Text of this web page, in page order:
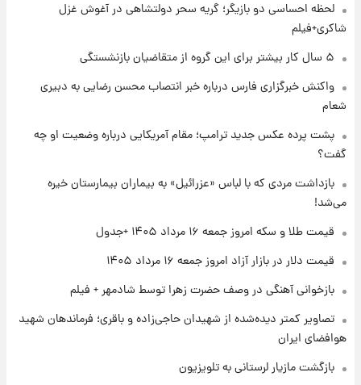
۱ روز پیش
۱ روز پیش
تغییر تند قیمت محصولات ایران‌خودرو و سایپا
امروز پنجشنبه ۱۵ مرداد ۱۴۰۵ +جدول
۱ روز پیش
قیمت طلا و سکه امروز پنجشنبه ۱۵ مرداد ۱۴۰۵
شارژ جدید کالابرگ برای سه دهک؛ جزئیات اعلام
لحظه احساسی دو بازیگر؛ گریه سحر دولتشاهی در آغوش غزل
شاکری+فیلم
۵ سال کار بیشتر برای این گروه از متقاضیان بازنشستگی
واکنش خبرگزاری فارس درباره خبر انتصاب محسن رضایی به دبیری
شعام
پشت پرده عکس جدید ترامپ؛ مقام آمریکایی درباره وضعیت او چه
گفت؟
بازداشت مردی که با لباس «عزرائیل» به بیماران بیمارستان خیره
می‌شد!
قیمت طلا و سکه امروز جمعه ۱۶ مرداد ۱۴۰۵ +جدول
قیمت دلار در بازار آزاد امروز جمعه ۱۶ مرداد ۱۴۰۵
بازخوانی آهنگی در وصف حضرت زهرا توسط شادمهر + فیلم
تصاویر کمتر دیده‌شده از شهیدان حاجی‌زاده و باقری؛ فرماندهان شهید
هوافضای ایران
بازگشت مازیار لرستانی به تلویزیون